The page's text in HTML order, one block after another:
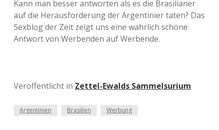
Kann man besser antworten als es die Brasilianer
auf die Herausforderung der Argentinier taten? Das
Sexblog der Zeit zeigt uns eine wahrlich schöne
Antwort von Werbenden auf Werbende.
Veröffentlicht in Zettel-Ewalds Sammelsurium
Argentinien Brasilien Werbung